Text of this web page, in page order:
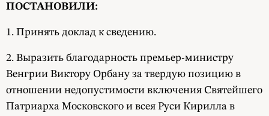
ПОСТАНОВИЛИ:
1. Принять доклад к сведению.
2. Выразить благодарность премьер-министру
Венгрии Виктору Орбану за твердую позицию в
отношении недопустимости включения Святейшего
Патриарха Московского и всея Руси Кирилла в